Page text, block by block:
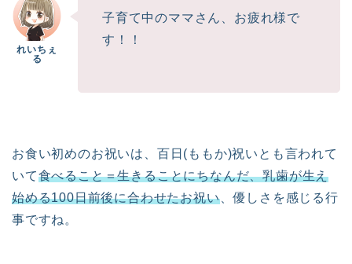
子育て中のママさん、お疲れ様で
す！！
お食い初めのお祝いは、百日(ももか)祝いとも言われて
いて食べること＝生きることにちなんだ、乳歯が生え
始める100日前後に合わせたお祝い、優しさを感じる行
事ですね。